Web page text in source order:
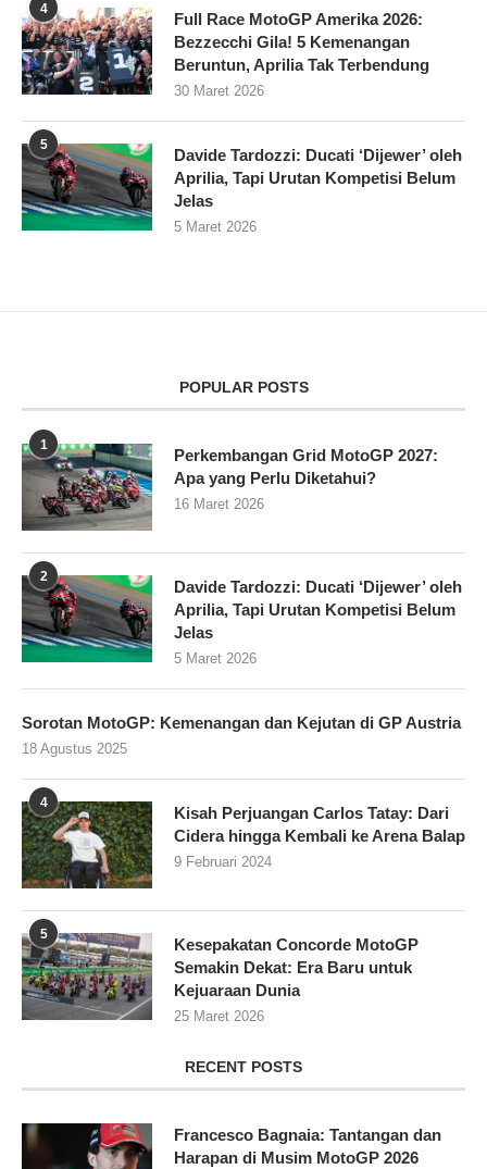
4
Full Race MotoGP Amerika 2026:
Bezzecchi Gila! 5 Kemenangan
Beruntun, Aprilia Tak Terbendung
30 Maret 2026
5
Davide Tardozzi: Ducati ‘Dijewer’ oleh
Aprilia, Tapi Urutan Kompetisi Belum
Jelas
5 Maret 2026
POPULAR POSTS
1
Perkembangan Grid MotoGP 2027:
Apa yang Perlu Diketahui?
16 Maret 2026
2
Davide Tardozzi: Ducati ‘Dijewer’ oleh
Aprilia, Tapi Urutan Kompetisi Belum
Jelas
5 Maret 2026
Sorotan MotoGP: Kemenangan dan Kejutan di GP Austria
18 Agustus 2025
4
Kisah Perjuangan Carlos Tatay: Dari
Cidera hingga Kembali ke Arena Balap
9 Februari 2024
5
Kesepakatan Concorde MotoGP
Semakin Dekat: Era Baru untuk
Kejuaraan Dunia
25 Maret 2026
RECENT POSTS
Francesco Bagnaia: Tantangan dan
Harapan di Musim MotoGP 2026